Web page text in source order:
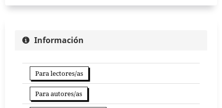
Información
Para lectores/as
Para autores/as